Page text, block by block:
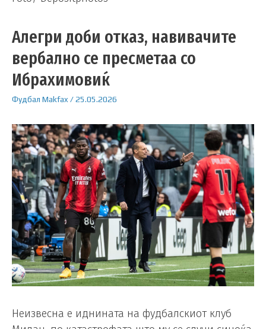
Алегри доби отказ, навивачите
вербално се пресметаа со
Ибрахимовиќ
Фудбал Makfax /25.05.2026
Неизвесна е иднината на фудбалскиот клуб